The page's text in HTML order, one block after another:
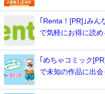
｢Renta！[PR]｣み
で気軽にお得に読め
｢めちゃコミック
で未知の作品に出会